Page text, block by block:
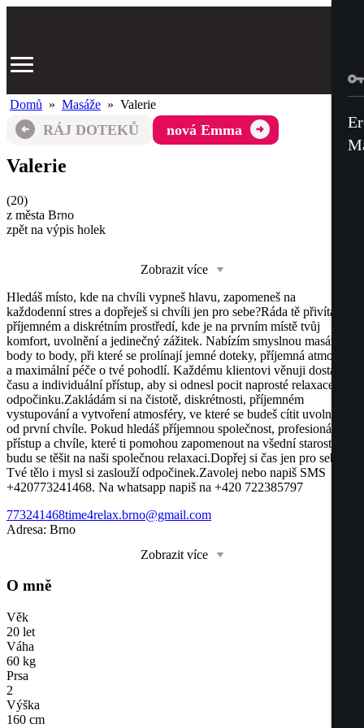
Domů » Masáže » Valerie
RÁJ DOTEKŮ nová Emma
Valerie
(20)
z města Brno
zpět na výpis holek
3x
Zobrazit více
Hledáš místo, kde na chvíli vypneš hlavu, zapomeneš na
každodenní stres a dopřeješ si chvíli jen pro sebe?Ráda tě přivítám v
příjemném a diskrétním prostředí, kde je na prvním místě tvůj
komfort, uvolnění a jedinečný zážitek. Nabízím smyslnou masáž
body to body, při které se prolínají jemné doteky, příjemná atmosféra
a maximální péče o tvé pohodlí. Každému klientovi věnuji dostatek
času a individuální přístup, aby si odnesl pocit naprosté relaxace a
odpočinku.Zakládám si na čistotě, diskrétnosti, příjemném
vystupování a vytvoření atmosféry, ve které se budeš cítit uvolněně
od první chvíle. Pokud hledáš příjemnou společnost, profesionální
přístup a chvíle, které ti pomohou zapomenout na všední starosti,
budu se těšit na naši společnou relaxaci.Dopřej si čas jen pro sebe.
Tvé tělo i mysl si zaslouží odpočinek.Zavolej nebo napiš SMS
+420773241468. Na whatsapp napiš na +420 722385797
773241468time4relax.brno@gmail.com
Adresa: Brno
Zobrazit více
O mně
Věk
20 let
Váha
60 kg
Prsa
2
Výška
160 cm